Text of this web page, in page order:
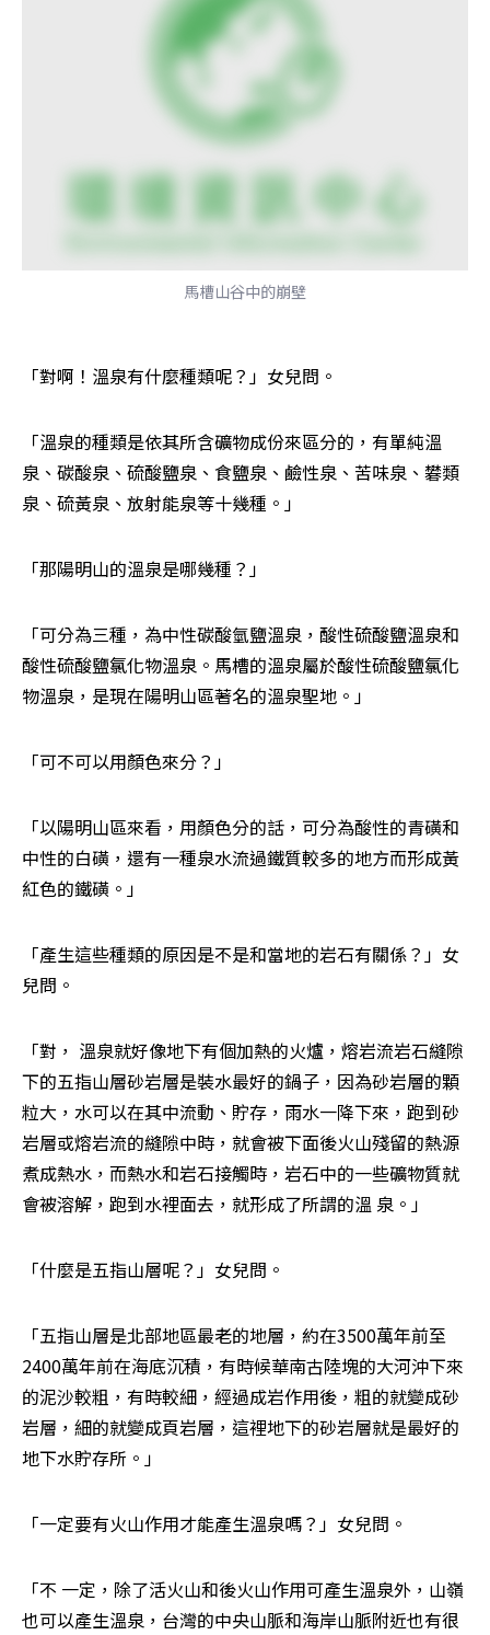
馬槽山谷中的崩壁
「對啊！溫泉有什麼種類呢？」女兒問。
「溫泉的種類是依其所含礦物成份來區分的，有單純溫
泉、碳酸泉、硫酸鹽泉、食鹽泉、鹼性泉、苦味泉、礬類
泉、硫黃泉、放射能泉等十幾種。」
「那陽明山的溫泉是哪幾種？」
「可分為三種，為中性碳酸氫鹽溫泉，酸性硫酸鹽溫泉和
酸性硫酸鹽氯化物溫泉。馬槽的溫泉屬於酸性硫酸鹽氯化
物溫泉，是現在陽明山區著名的溫泉聖地。」
「可不可以用顏色來分？」
「以陽明山區來看，用顏色分的話，可分為酸性的青磺和
中性的白磺，還有一種泉水流過鐵質較多的地方而形成黃
紅色的鐵磺。」
「產生這些種類的原因是不是和當地的岩石有關係？」女
兒問。
「對， 溫泉就好像地下有個加熱的火爐，熔岩流岩石縫隙
下的五指山層砂岩層是裝水最好的鍋子，因為砂岩層的顆
粒大，水可以在其中流動、貯存，雨水一降下來，跑到砂
岩層或熔岩流的縫隙中時，就會被下面後火山殘留的熱源
煮成熱水，而熱水和岩石接觸時，岩石中的一些礦物質就
會被溶解，跑到水裡面去，就形成了所謂的溫 泉。」
「什麼是五指山層呢？」女兒問。
「五指山層是北部地區最老的地層，約在3500萬年前至
2400萬年前在海底沉積，有時候華南古陸塊的大河沖下來
的泥沙較粗，有時較細，經過成岩作用後，粗的就變成砂
岩層，細的就變成頁岩層，這裡地下的砂岩層就是最好的
地下水貯存所。」
「一定要有火山作用才能產生溫泉嗎？」女兒問。
「不 一定，除了活火山和後火山作用可產生溫泉外，山嶺
也可以產生溫泉，台灣的中央山脈和海岸山脈附近也有很